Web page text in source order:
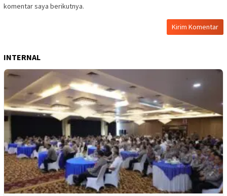
komentar saya berikutnya.
INTERNAL